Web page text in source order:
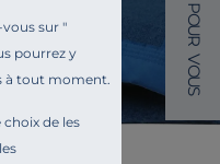
sur "
pourrez y
à tout moment.
choix de les
P
O
U
R
V
O
U
S